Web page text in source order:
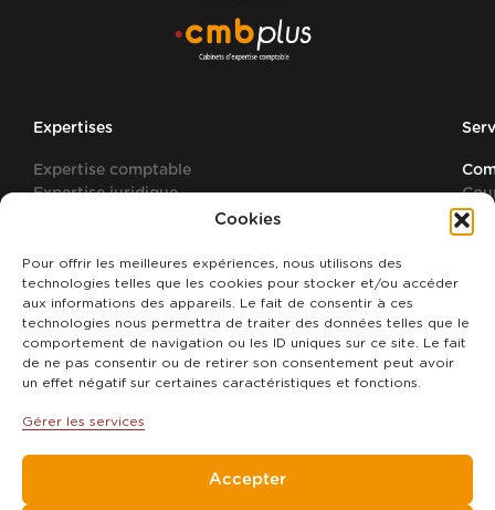
Cookies
Pour offrir les meilleures expériences, nous utilisons des
technologies telles que les cookies pour stocker et/ou accéder
aux informations des appareils. Le fait de consentir à ces
technologies nous permettra de traiter des données telles que le
comportement de navigation ou les ID uniques sur ce site. Le fait
de ne pas consentir ou de retirer son consentement peut avoir
un effet négatif sur certaines caractéristiques et fonctions.
Gérer les services
Accepter
Expertises
Expertise comptable
Expertise juridique
Espace plus